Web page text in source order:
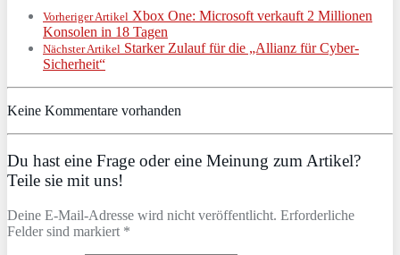
Vorheriger Artikel Xbox One: Microsoft verkauft 2 Millionen
Konsolen in 18 Tagen
Nächster Artikel Starker Zulauf für die „Allianz für Cyber-
Sicherheit“
Keine Kommentare vorhanden
Du hast eine Frage oder eine Meinung zum Artikel?
Teile sie mit uns!
Deine E-Mail-Adresse wird nicht veröffentlicht. Erforderliche
Felder sind markiert *